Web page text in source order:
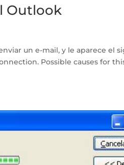
Outlook
un e-mail, y le aparece el
Possible causes for